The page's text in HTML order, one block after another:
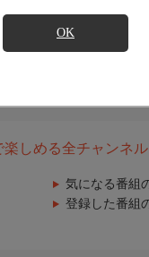
OK
しめる全チャンネ
気になる番組
登録した番組